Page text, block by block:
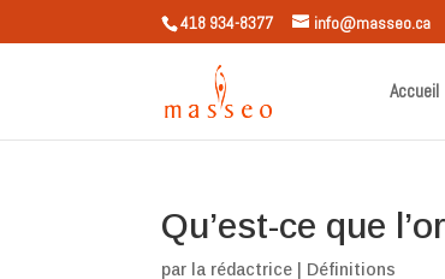
418 934-8377 info@masseo.ca
Accueil
Qu’est-ce que
par la rédactrice Définitions